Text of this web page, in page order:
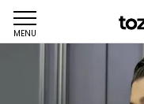
MENU